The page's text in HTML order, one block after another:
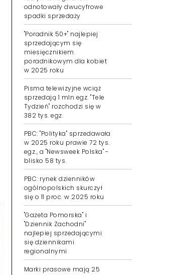
odnotowały dwucyfrowe
spadki sprzedaży
"Poradnik 50+" najlepiej
sprzedającym się
miesięcznikiem
poradnikowym dla kobiet
w 2025 roku
Pisma telewizyjne wciąż
sprzedają 1 mln egz. "Tele
Tydzień" rozchodzi się w
382 tys. egz.
PBC: "Polityka" sprzedawała
w 2025 roku prawie 72 tys.
egz., a "Newsweek Polska" -
blisko 58 tys.
PBC: rynek dzienników
ogólnopolskich skurczył
się o 11 proc. w 2025 roku
"Gazeta Pomorska" i
"Dziennik Zachodni"
najlepiej sprzedającymi
się dziennikami
regionalnymi
Marki prasowe mają 25